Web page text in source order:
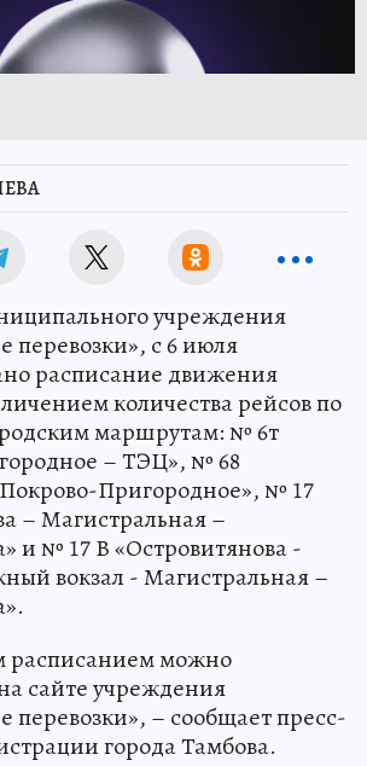
учреждения
перевозки», с 6 июля
расписание движения
количества рейсов по
маршрутам: № 6т
– ТЭЦ», № 68
Пригородное», № 17
– Магистральная –
и № 17 В «Островитянова -
вокзал - Магистральная –
расписанием можно
сайте учреждения
перевозки», – сообщает пресс-
города Тамбова.